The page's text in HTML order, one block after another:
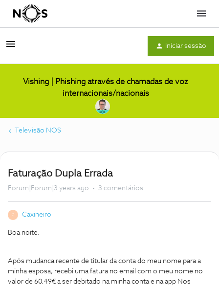
Menu
Iniciar sessão
Vishing | Phishing através de chamadas de voz
internacionais/nacionais
Televisão NOS
Faturação Dupla Errada
Forum|Forum|3 years ago 3 comentários
C Caxineiro
Boa noite.
Após mudanca recente de titular da conta do meu nome para a
minha esposa, recebi uma fatura no email com o meu nome no
valor de 60.49€ a ser debitado na minha conta e na app Nos